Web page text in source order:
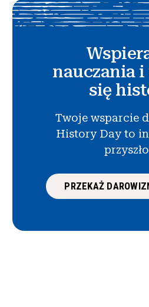
nauczania
się
Twoje wsparcie
History Day to
PRZEKAŻ